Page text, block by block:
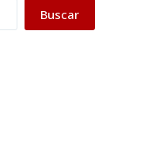
Buscar